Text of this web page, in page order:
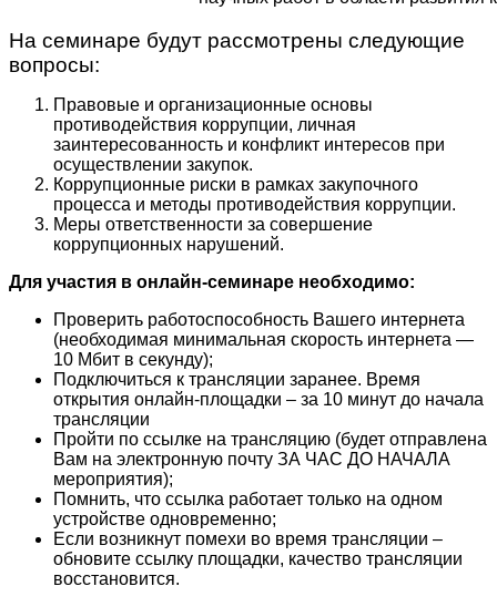
На семинаре будут рассмотрены следующие
вопросы:
Правовые и организационные основы
противодействия коррупции, личная
заинтересованность и конфликт интересов при
осуществлении закупок.
Коррупционные риски в рамках закупочного
процесса и методы противодействия коррупции.
Меры ответственности за совершение
коррупционных нарушений.
Для участия в онлайн-семинаре необходимо:
Проверить работоспособность Вашего интернета
(необходимая минимальная скорость интернета —
10 Мбит в секунду);
Подключиться к трансляции заранее. Время
открытия онлайн-площадки – за 10 минут до начала
трансляции
Пройти по ссылке на трансляцию (будет отправлена
Вам на электронную почту ЗА ЧАС ДО НАЧАЛА
мероприятия);
Помнить, что ссылка работает только на одном
устройстве одновременно;
Если возникнут помехи во время трансляции –
обновите ссылку площадки, качество трансляции
восстановится.